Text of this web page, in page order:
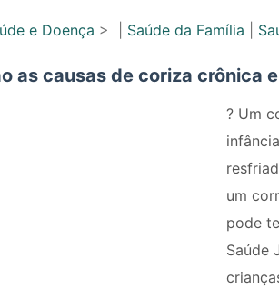
e Doença > | Saúde da Família
as causas de coriza crônica
? Um
um
pode
Saúde